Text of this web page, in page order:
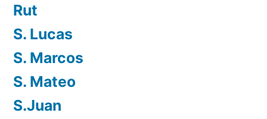
Rut
S. Lucas
S. Marcos
S. Mateo
S.Juan